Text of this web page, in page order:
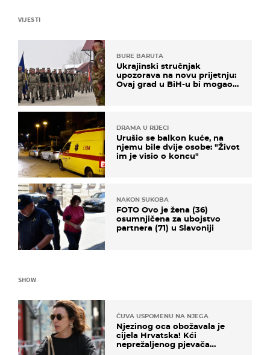
VIJESTI
BURE BARUTA
Ukrajinski stručnjak
upozorava na novu prijetnju:
Ovaj grad u BiH-u bi mogao
DRAMA U RIJECI
Urušio se balkon kuće, na
njemu bile dvije osobe: "Život
im je visio o koncu"
NAKON SUKOBA
FOTO Ovo je žena (36)
osumnjičena za ubojstvo
partnera (71) u Slavoniji
SHOW
ČUVA USPOMENU NA NJEGA
Njezinog oca obožavala je
cijela Hrvatska! Kći
neprežaljenog pjevača